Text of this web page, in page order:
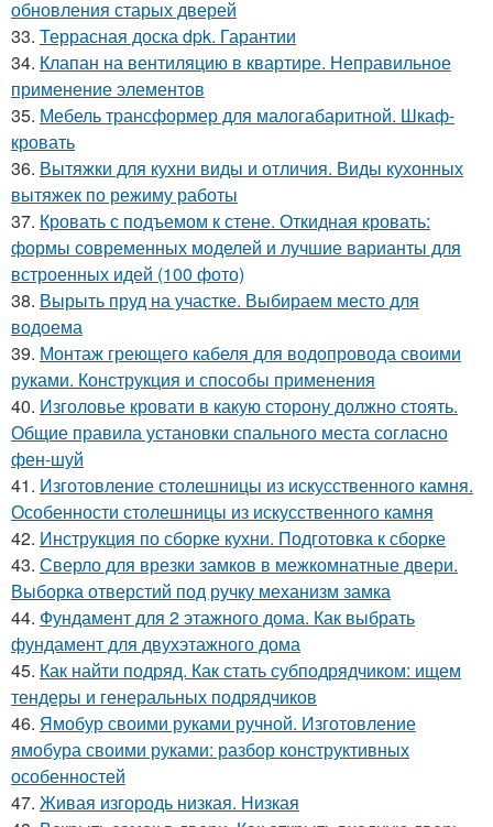
обновления старых дверей
33. Террасная доска dpk. Гарантии
34. Клапан на вентиляцию в квартире. Неправильное
применение элементов
35. Мебель трансформер для малогабаритной. Шкаф-
кровать
36. Вытяжки для кухни виды и отличия. Виды кухонных
вытяжек по режиму работы
37. Кровать с подъемом к стене. Откидная кровать:
формы современных моделей и лучшие варианты для
встроенных идей (100 фото)
38. Вырыть пруд на участке. Выбираем место для
водоема
39. Монтаж греющего кабеля для водопровода своими
руками. Конструкция и способы применения
40. Изголовье кровати в какую сторону должно стоять.
Общие правила установки спального места согласно
фен-шуй
41. Изготовление столешницы из искусственного камня.
Особенности столешницы из искусственного камня
42. Инструкция по сборке кухни. Подготовка к сборке
43. Сверло для врезки замков в межкомнатные двери.
Выборка отверстий под ручку механизм замка
44. Фундамент для 2 этажного дома. Как выбрать
фундамент для двухэтажного дома
45. Как найти подряд. Как стать субподрядчиком: ищем
тендеры и генеральных подрядчиков
46. Ямобур своими руками ручной. Изготовление
ямобура своими руками: разбор конструктивных
особенностей
47. Живая изгородь низкая. Низкая